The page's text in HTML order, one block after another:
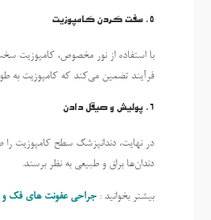
5. سفت کردن کامپوزیت
با استفاده از نور مخصوص، کامپوزیت
فرآیند تضمین می‌کند که کامپوزیت به
6. پولیش و صیقل دادن
در نهایت، دندانپزشک سطح کامپوزیت
دندان‌ها براق و طبیعی به نظر برسند.
بیشتر بخوانید : جراحی عفونت های فک